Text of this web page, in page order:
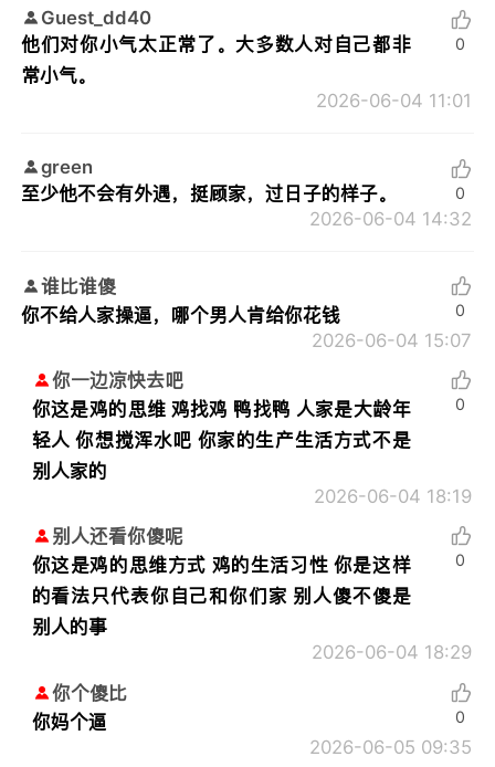
Guest_dd40
他们对你小气太正常了。大多数人对自己都非
常小气。
2026-06-04 11:01
0
green
至少他不会有外遇，挺顾家，过日子的样子。
2026-06-04 14:32
0
谁比谁傻
你不给人家操逼，哪个男人肯给你花钱
2026-06-04 15:07
0
你一边凉快去吧
你这是鸡的思维 鸡找鸡 鸭找鸭 人家是大龄年
轻人 你想搅浑水吧 你家的生产生活方式不是
别人家的
2026-06-04 18:19
0
别人还看你傻呢
你这是鸡的思维方式 鸡的生活习性 你是这样
的看法只代表你自己和你们家 别人傻不傻是
别人的事
2026-06-04 18:29
0
你个傻比
你妈个逼
2026-06-05 09:35
0